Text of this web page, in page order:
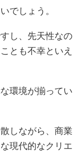
でしょう。
し、先天性なの
とも不幸といえ
環境が揃ってい
しながら、商業
現代的なクリエ